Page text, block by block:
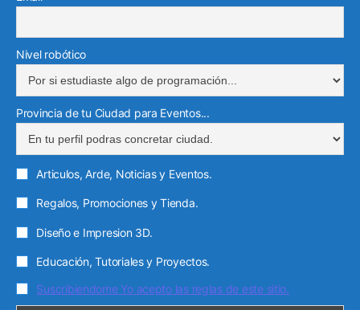
Nivel robótico
Provincia de tu Ciudad para Eventos...
Articulos, Arde, Noticias y Eventos.
Regalos, Promociones y Tienda.
Diseño e Impresion 3D.
Educación, Tutoriales y Proyectos.
Suscribiendome Yo acepto las reglas de este sitio.